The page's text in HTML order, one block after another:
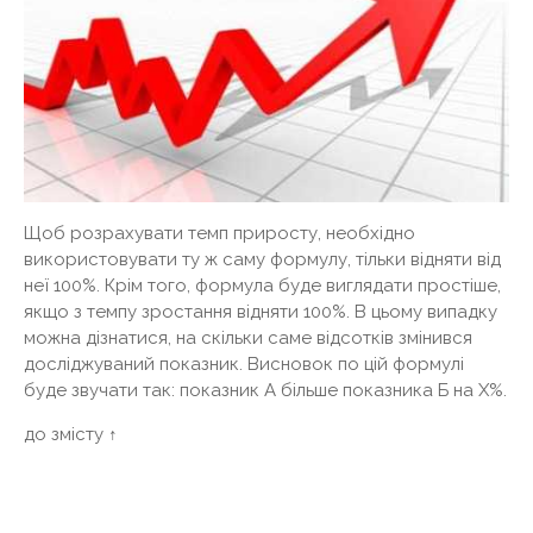
Щоб розрахувати темп приросту, необхідно
використовувати ту ж саму формулу, тільки відняти від
неї 100%. Крім того, формула буде виглядати простіше,
якщо з темпу зростання відняти 100%. В цьому випадку
можна дізнатися, на скільки саме відсотків змінився
досліджуваний показник. Висновок по цій формулі
буде звучати так: показник А більше показника Б на Х%.
до змісту ↑